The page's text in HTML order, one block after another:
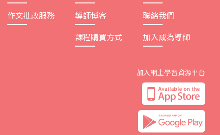
作文批改服務
導師博客
課程購買方式
聯絡我們
加入成為導師
加入網上學習資源平台